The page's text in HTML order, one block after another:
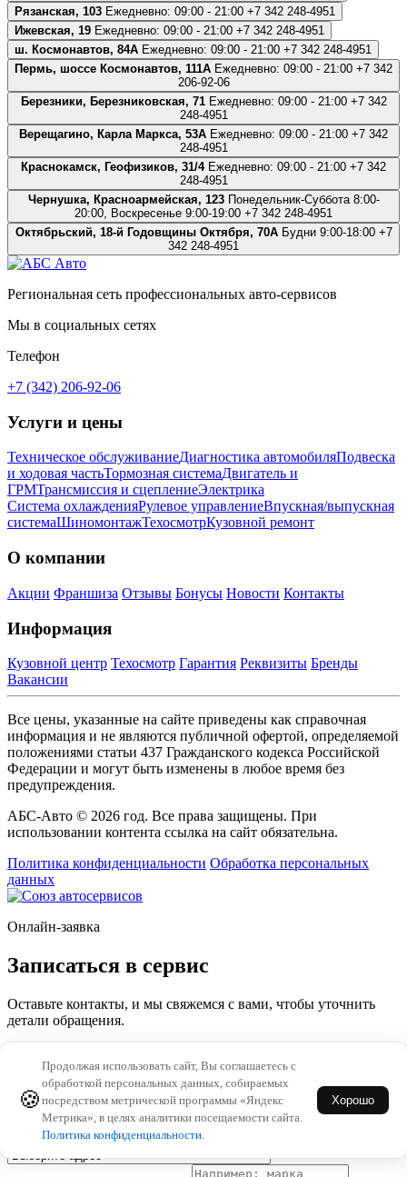
Рязанская, 103 Ежедневно: 09:00 - 21:00 +7 342 248-4951
Ижевская, 19 Ежедневно: 09:00 - 21:00 +7 342 248-4951
ш. Космонавтов, 84А Ежедневно: 09:00 - 21:00 +7 342 248-4951
Пермь, шоссе Космонавтов, 111А Ежедневно: 09:00 - 21:00 +7 342
206-92-06
Березники, Березниковская, 71Ежедневно: 09:00 - 21:00+7 342
248-4951
Верещагино, Карла Маркса, 53А Ежедневно: 09:00 - 21:00 +7 342
248-4951
Краснокамск, Геофизиков, 31/4Ежедневно: 09:00 - 21:00 +7 342
248-4951
Чернушка, Красноармейская, 123Понедельник-Суббота 8:00-
20:00, Воскресенье 9:00-19:00 +7 342 248-4951
Октябрьский, 18-й Годовщины Октября, 70АБудни 9:00-18:00+7
342 248-4951
Региональная сеть профессиональных авто-сервисов
Мы в социальных сетях
Телефон
+7 (342) 206-92-06
Услуги и цены
Техническое обслуживаниеДиагностика автомобиляПодвеска
и ходовая частьТормозная системаДвигатель и
ГРМТрансмиссия и сцеплениеЭлектрика
Система охлажденияРулевое управлениеВпускная/выпускная
системаШиномонтажТехосмотрКузовной ремонт
О компании
Акции Франшиза Отзывы Бонусы Новости Контакты
Информация
Кузовной центр Техосмотр Гарантия Реквизиты Бренды
Вакансии
Все цены, указанные на сайте приведены как справочная
информация и не являются публичной офертой, определяемой
положениями статьи 437 Гражданского кодекса Российской
Федерации и могут быть изменены в любое время без
предупреждения.
АБС-Авто © 2026 год. Все права защищены. При
использовании контента ссылка на сайт обязательна.
Политика конфиденциальности Обработка персональных
данных
Онлайн-заявка
Записаться в сервис
Оставьте контакты, и мы свяжемся с вами, чтобы уточнить
детали обращения.
Укажите имя.
Телефон
Укажите корректный телефон для связи.
Выбор адреса(опционально)
🍪
Продолжая использовать сайт, Вы соглашаетесь с
обработкой персональных данных, собираемых
посредством метрической программы «Яндекс
Метрика», в целях аналитики посещаемости сайта.
Политика конфиденциальности.
Хорошо